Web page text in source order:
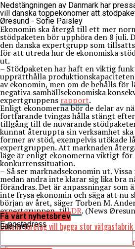
Nedstängningen av Danmark har
vill danska toppekonomer att
Øresund - Sofie Paisley
Ekonomin ska återgå till ett mer
stödpaketen bör upphöra den 8 juli.
den danska expertgrupp som
för att utreda hur de ekonomiska
ut.
– Stödpaketen har haft en viktig
upprätthålla
av ekonomin, men om de behålls för
negativa samhällsekonomiska
expertgruppens rapport.
Enligt ekonomerna bör de delar av
fortfarande tvingas hålla stängt
tillgång till de nuvarande
kunnat återuppta sin verksamhet
former av stöd, exempelvis utökade
expertgruppen. Att marknaden
läge är enligt ekonomerna viktigt för
konkurrenssituation.
– Så ser marknadsekonomin ut.
medan andra inte klarar sig lika bra
förändras. Det är anpassningar som
inte frysa ekonomin och säga att nu
början av året, säger Torben M.
expertgruppen, tillDR. (News
Läs också:
Danska företag vill bygga stor
produktion av hållbara bränslen
Finansministeriet: Danmarks BNP minskar
Läs mer
Få vårt nyhetsbrev
E-postadress